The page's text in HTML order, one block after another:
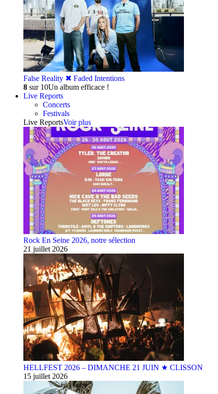
False Reality ✖︎ Faded Intentions
8 sur 10Un album efficace !
Live Reports
Concerts
Festivals
Live ReportsVoir plus
Rock En Seine 2026, notre sélection
21 juillet 2026
HELLFEST 2026 – DIMANCHE 21 JUIN ★ CLISSON
15 juillet 2026